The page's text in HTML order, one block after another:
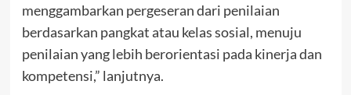
menggambarkan pergeseran dari penilaian
berdasarkan pangkat atau kelas sosial, menuju
penilaian yang lebih berorientasi pada kinerja dan
kompetensi,” lanjutnya.